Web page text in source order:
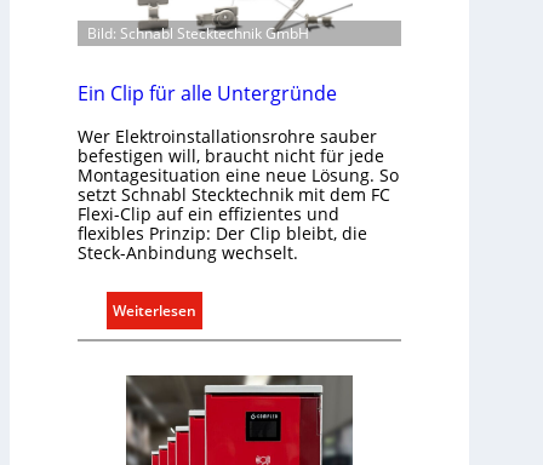
a
s
e
u
n
d
r
e
l
m
u
i
a
t
i
o
n
m
i
S
t
Bild: Schnabl Stecktechnik GmbH
Ein Clip für alle Untergründe
Wer Elektroinstallationsrohre sauber
befestigen will, braucht nicht für jede
Montagesituation eine neue Lösung. So
setzt Schnabl Stecktechnik mit dem FC
Flexi-Clip auf ein effizientes und
flexibles Prinzip: Der Clip bleibt, die
Steck-Anbindung wechselt.
Weiterlesen
E
n
C